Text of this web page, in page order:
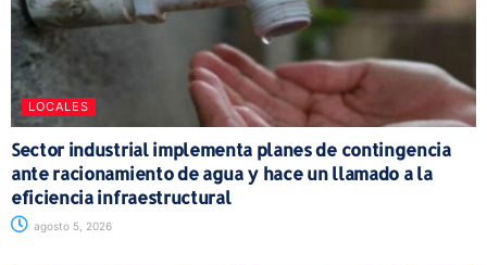
LOCALES
Sector industrial implementa planes de contingencia
ante racionamiento de agua y hace un llamado a la
eficiencia infraestructural
agosto 5, 2026